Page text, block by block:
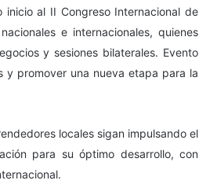
inicio al II Congreso Internacional de
e internacionales, quienes
y sesiones bilaterales. Evento
y promover una nueva etapa para la
locales sigan impulsando el
para su óptimo desarrollo, con